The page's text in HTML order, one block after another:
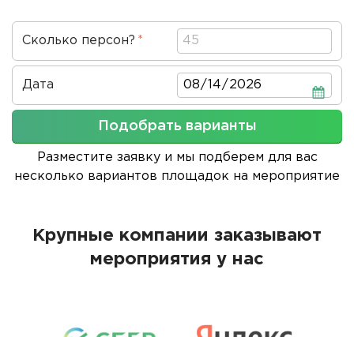
Сколько персон?
Дата Дата
Подобрать варианты
Разместите заявку и мы подберем для вас
несколько вариантов площадок на мероприятие
Крупные компании заказывают
мероприятия у нас